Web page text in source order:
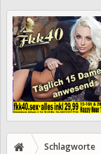
Schlagworte